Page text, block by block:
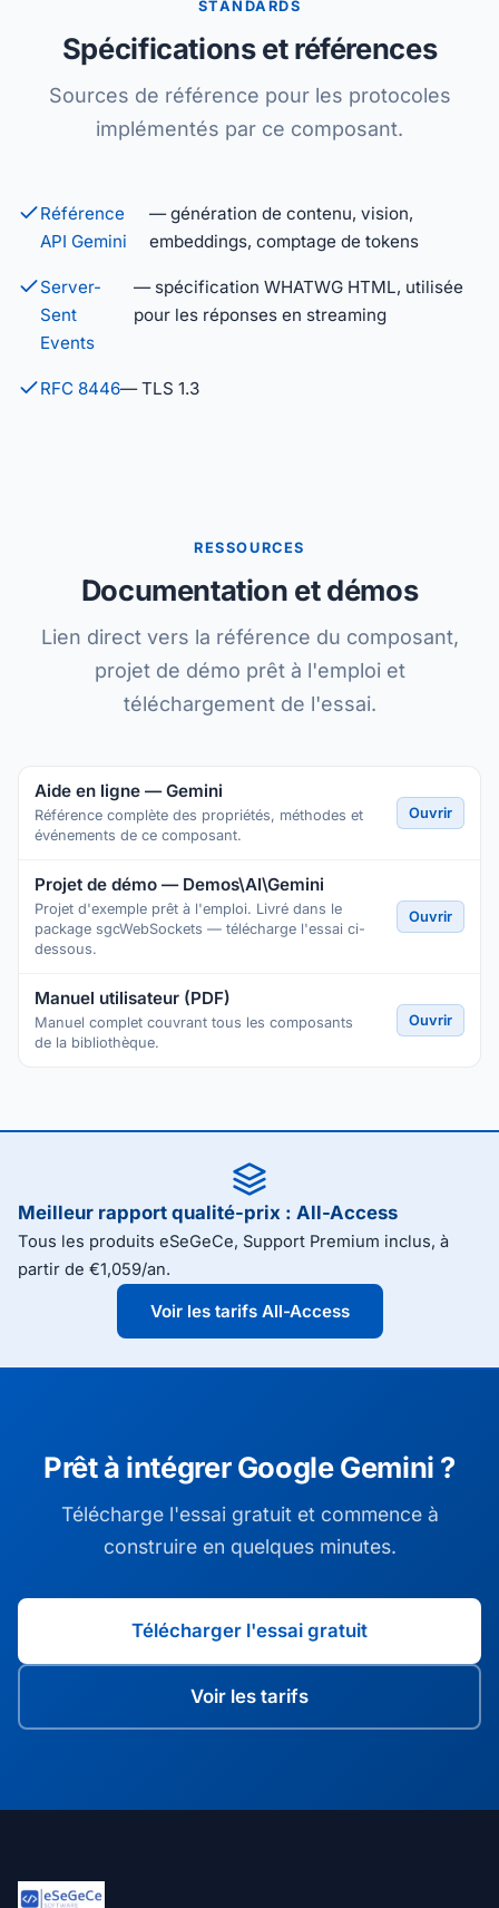
STANDARDS
Spécifications et références
Sources de référence pour les protocoles
implémentés par ce composant.
Référence
API Gemini
— génération de contenu, vision,
embeddings, comptage de tokens
Server-
Sent
Events
— spécification WHATWG HTML, utilisée
pour les réponses en streaming
RFC 8446— TLS 1.3
RESSOURCES
Documentation et démos
Lien direct vers la référence du composant,
projet de démo prêt à l'emploi et
téléchargement de l'essai.
Aide en ligne — Gemini
Référence complète des propriétés, méthodes et
événements de ce composant.
Ouvrir
Projet de démo — Demos\AI\Gemini
Projet d'exemple prêt à l'emploi. Livré dans le
package sgcWebSockets — télécharge l'essai ci-
dessous.
Ouvrir
Manuel utilisateur (PDF)
Manuel complet couvrant tous les composants
de la bibliothèque.
Ouvrir
Meilleur rapport qualité-prix : All-Access
Tous les produits eSeGeCe, Support Premium inclus, à
partir de €1,059/an.
Voir les tarifs All-Access
Prêt à intégrer Google Gemini ?
Télécharge l'essai gratuit et commence à
construire en quelques minutes.
Télécharger l'essai gratuit
Voir les tarifs